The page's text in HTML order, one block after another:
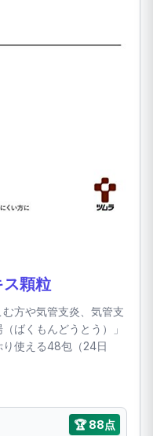
ス顆粒
方や気管支炎、気管支
ばくもんどうとう）」
使える48包（24日
🏆 88点